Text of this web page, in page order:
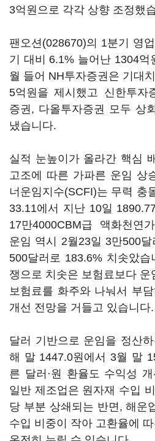
3억원으로 각각 상향 조정했
팬오션(028670)의 1분기 영
기 대비 6.1% 늘어난 1304억
월 들어 NH투자증권은 기대
5억원을 제시했고 신한투자
증권, 다올투자증권 모두 상
냈습니다.
실적 눈높이가 올라간 핵심
고조에 따른 가파른 운임 상
너운임지수(SCFI)는 무력 충
33.11에서 지난 10일
17만4000CBM급 액화천연
운임 역시 2월23일 3만500
500달러로 183.6% 치솟았
쟁으로 치솟은 보험료보다
보험료를 화주와 나눠서 부
개선 전망을 거들고 있습니다.
달러 기반으로 운임을 정산
해 말 1447.0원에서 3월 말
른 달러·원 환율도 수익성
일반 제조업은 원자재 수입
당 부분 상쇄되는 반면, 해운
수입 비중이 작아 고환율에